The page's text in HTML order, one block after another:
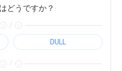
どうですか？
/
DULL
/